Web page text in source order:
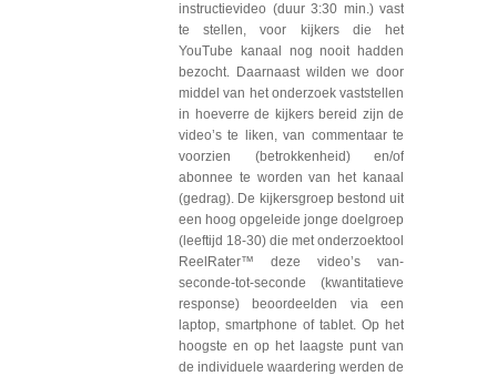
instructievideo (duur 3:30 min.) vast
te stellen, voor kijkers die het
YouTube kanaal nog nooit hadden
bezocht. Daarnaast wilden we door
middel van het onderzoek vaststellen
in hoeverre de kijkers bereid zijn de
video’s te liken, van commentaar te
voorzien (betrokkenheid) en/of
abonnee te worden van het kanaal
(gedrag). De kijkersgroep bestond uit
een hoog opgeleide jonge doelgroep
(leeftijd 18-30) die met onderzoektool
ReelRater™ deze video’s van-
seconde-tot-seconde (kwantitatieve
response) beoordeelden via een
laptop, smartphone of tablet. Op het
hoogste en op het laagste punt van
de individuele waardering werden de